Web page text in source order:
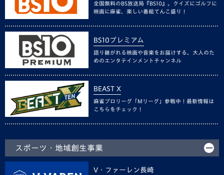
全国無料のBS放送局『BS10』。クイズにゴルフに
映画に麻雀、楽しい番組てんこ盛り！
BS10プレミアム
語り継がれる映画や音楽をお届けする、大人のた
めのエンタテインメントチャンネル
BEAST X
麻雀プロリーグ「Mリーグ」参戦中！最新情報は
こちらをチェック！
スポーツ・地域創生事業
V・ファーレン長崎